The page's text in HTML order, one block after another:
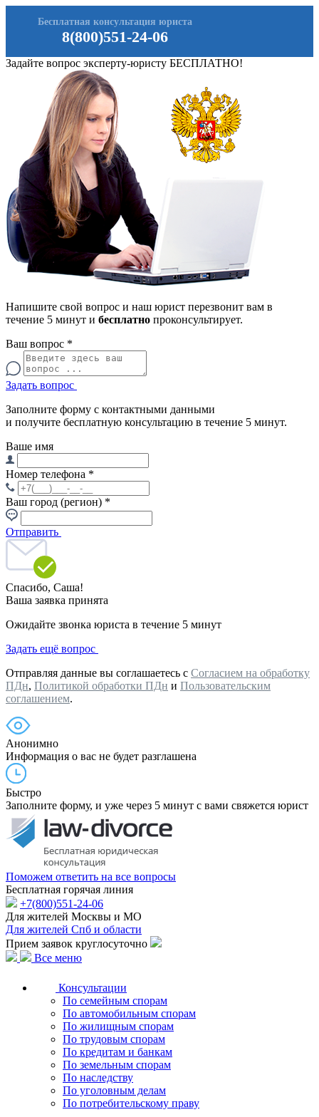
8(800)551-24-06
Бесплатная консультация юриста
Задайте вопрос эксперту-юристу БЕСПЛАТНО!
Напишите свой вопрос и наш юрист перезвонит вам в
течение 5 минут и бесплатно проконсультирует.
Ваш вопрос *
Задать вопрос
Заполните форму с контактными данными
и получите бесплатную консультацию в течение 5 минут.
Ваше имя
Номер телефона *
Ваш город (регион) *
Отправить
Спасибо, Саша!
Ваша заявка принята
Ожидайте звонка юриста в течение 5 минут
Задать ещё вопрос
Отправляя данные вы соглашаетесь с Согласием на обработку
ПДн, Политикой обработки ПДн и Пользовательским
соглашением.
Анонимно
Информация о вас не будет разглашена
Быстро
Заполните форму, и уже через 5 минут с вами свяжется юрист
Поможем ответить на все вопросы
Бесплатная горячая линия
+7(800)551-24-06
Для жителей Москвы и МО
Для жителей Спб и области
Прием заявок круглосуточно
Все меню
Консультации
По семейным спорам
По автомобильным спорам
По жилищным спорам
По трудовым спорам
По кредитам и банкам
По земельным спорам
По наследству
По уголовным делам
По потребительскому праву